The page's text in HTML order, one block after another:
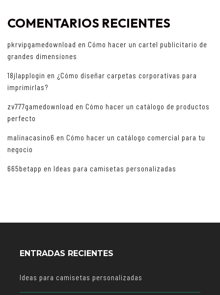
COMENTARIOS RECIENTES
pkrvipgamedownload en Cómo hacer un cartel publicitario de
grandes dimensiones
18jlapplogin en ¿Cómo diseñar carpetas corporativas para
imprimirlas?
zv777gamedownload en Cómo hacer un catálogo de productos
perfecto
malinacasino6 en Cómo hacer un catálogo comercial para tu
negocio
665betapp en Ideas para camisetas personalizadas
ENTRADAS RECIENTES
Ideas para camisetas personalizadas